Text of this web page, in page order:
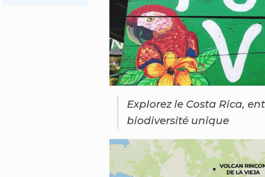
Explorez le Costa Rica,
biodiversité unique